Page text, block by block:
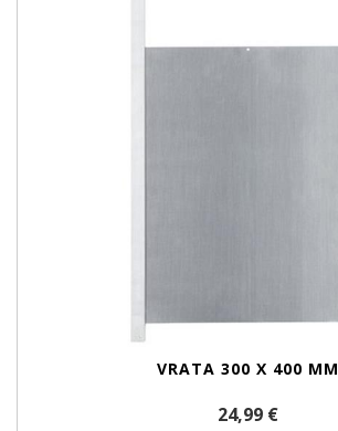
VRATA 300 X 400 MM
24,99 €